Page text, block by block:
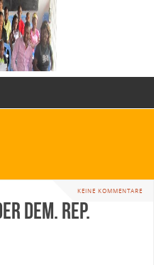
KEINE KOMMENTARE
Dem. Rep.